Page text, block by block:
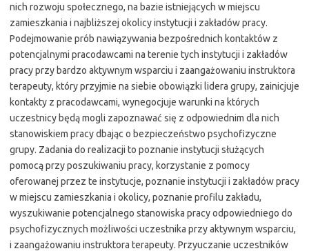
nich rozwoju społecznego, na bazie istniejących w miejscu
zamieszkania i najbliższej okolicy instytucji i zakładów pracy.
Podejmowanie prób nawiązywania bezpośrednich kontaktów z
potencjalnymi pracodawcami na terenie tych instytucji i zakładów
pracy przy bardzo aktywnym wsparciu i zaangażowaniu instruktora
terapeuty, który przyjmie na siebie obowiązki lidera grupy, zainicjuje
kontakty z pracodawcami, wynegocjuje warunki na których
uczestnicy będą mogli zapoznawać się z odpowiednim dla nich
stanowiskiem pracy dbając o bezpieczeństwo psychofizyczne
grupy. Zadania do realizacji to poznanie instytucji służących
pomocą przy poszukiwaniu pracy, korzystanie z pomocy
oferowanej przez te instytucje, poznanie instytucji i zakładów pracy
w miejscu zamieszkania i okolicy, poznanie profilu zakładu,
wyszukiwanie potencjalnego stanowiska pracy odpowiedniego do
psychofizycznych możliwości uczestnika przy aktywnym wsparciu,
i zaangażowaniu instruktora terapeuty. Przyuczanie uczestników